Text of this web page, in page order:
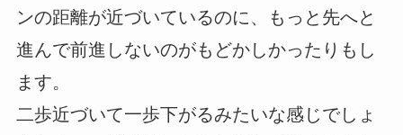
ンの距離が近づいているのに、もっと先へと
進んで前進しないのがもどかしかったりもし
ます。
二歩近づいて一歩下がるみたいな感じでしょ